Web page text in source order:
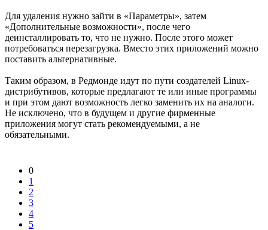
Для удаления нужно зайти в «Параметры», затем
«Дополнительные возможности», после чего
деинсталлировать то, что не нужно. После этого может
потребоваться перезагрузка. Вместо этих приложений можно
поставить альтернативные.
Таким образом, в Редмонде идут по пути создателей Linux-
дистрибутивов, которые предлагают те или иные программы
и при этом дают возможность легко заменить их на аналоги.
Не исключено, что в будущем и другие фирменные
приложения могут стать рекомендуемыми, а не
обязательными.
0
1
2
3
4
5